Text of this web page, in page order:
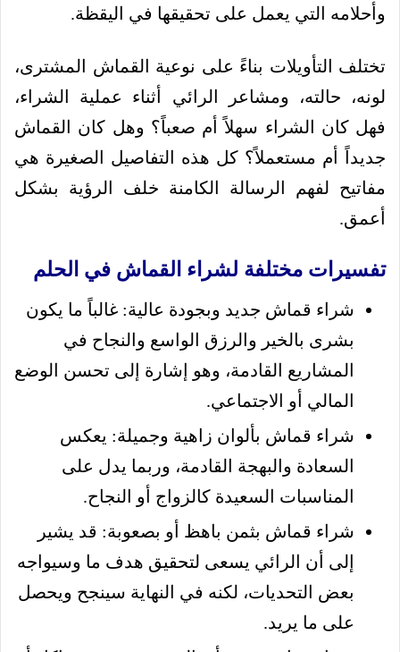
وأحلامه التي يعمل على تحقيقها في اليقظة.
تختلف التأويلات بناءً على نوعية القماش المشترى،
لونه، حالته، ومشاعر الرائي أثناء عملية الشراء،
فهل كان الشراء سهلاً أم صعباً؟ وهل كان القماش
جديداً أم مستعملاً؟ كل هذه التفاصيل الصغيرة هي
مفاتيح لفهم الرسالة الكامنة خلف الرؤية بشكل
أعمق.
تفسيرات مختلفة لشراء القماش في الحلم
شراء قماش جديد وبجودة عالية: غالباً ما يكون
بشرى بالخير والرزق الواسع والنجاح في
المشاريع القادمة، وهو إشارة إلى تحسن الوضع
المالي أو الاجتماعي.
شراء قماش بألوان زاهية وجميلة: يعكس
السعادة والبهجة القادمة، وربما يدل على
المناسبات السعيدة كالزواج أو النجاح.
شراء قماش بثمن باهظ أو بصعوبة: قد يشير
إلى أن الرائي يسعى لتحقيق هدف ما وسيواجه
بعض التحديات، لكنه في النهاية سينجح ويحصل
على ما يريد.